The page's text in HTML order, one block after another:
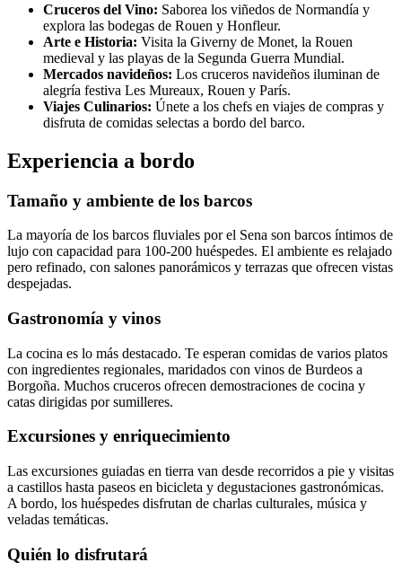
Cruceros del Vino: Saborea los viñedos de Normandía y
explora las bodegas de Rouen y Honfleur.
Arte e Historia: Visita la Giverny de Monet, la Rouen
medieval y las playas de la Segunda Guerra Mundial.
Mercados navideños: Los cruceros navideños iluminan de
alegría festiva Les Mureaux, Rouen y París.
Viajes Culinarios: Únete a los chefs en viajes de compras y
disfruta de comidas selectas a bordo del barco.
Experiencia a bordo
Tamaño y ambiente de los barcos
La mayoría de los barcos fluviales por el Sena son barcos íntimos de
lujo con capacidad para 100-200 huéspedes. El ambiente es relajado
pero refinado, con salones panorámicos y terrazas que ofrecen vistas
despejadas.
Gastronomía y vinos
La cocina es lo más destacado. Te esperan comidas de varios platos
con ingredientes regionales, maridados con vinos de Burdeos a
Borgoña. Muchos cruceros ofrecen demostraciones de cocina y
catas dirigidas por sumilleres.
Excursiones y enriquecimiento
Las excursiones guiadas en tierra van desde recorridos a pie y visitas
a castillos hasta paseos en bicicleta y degustaciones gastronómicas.
A bordo, los huéspedes disfrutan de charlas culturales, música y
veladas temáticas.
Quién lo disfrutará